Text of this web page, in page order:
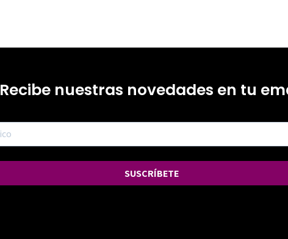
Recibe nuestras novedades en tu
SUSCRÍBETE